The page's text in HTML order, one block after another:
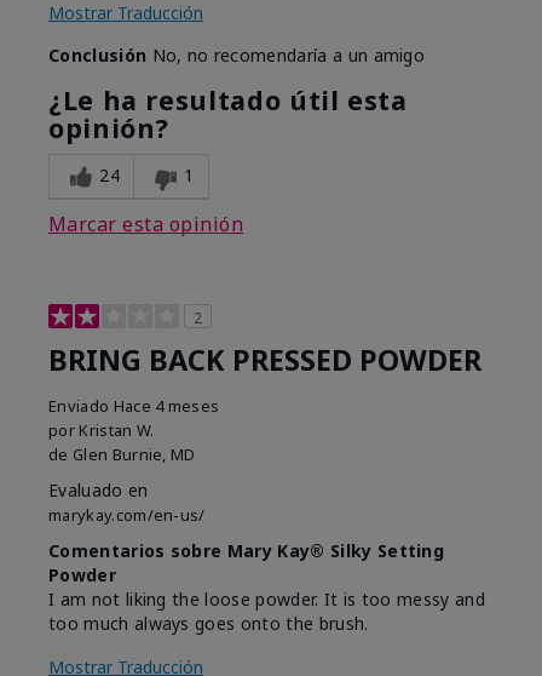
Mostrar Traducción
Conclusión No, no recomendaría a un amigo
¿Le ha resultado útil esta
opinión?
24 1
Marcar esta opinión
2
BRING BACK PRESSED POWDER
Enviado Hace 4 meses
por Kristan W.
de Glen Burnie, MD
Evaluado en
marykay.com/en-us/
Comentarios sobre Mary Kay® Silky Setting
Powder
I am not liking the loose powder. It is too messy and
too much always goes onto the brush.
Mostrar Traducción